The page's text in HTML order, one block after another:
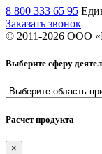
8 800 333 65 95
Заказать звонок
© 2011-2026 ООО
Выберите сферу
Расчет продукта
×